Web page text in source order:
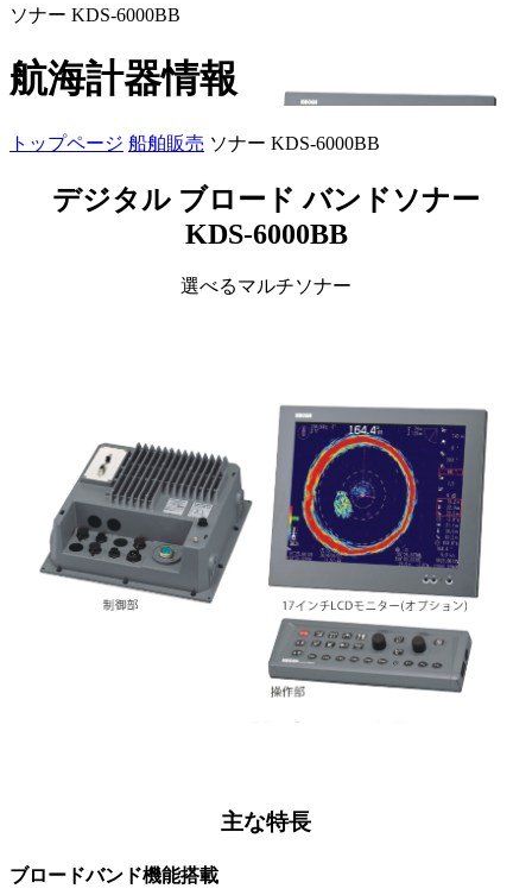
ソナー KDS-6000BB
航海計器情報
トップページ 船舶販売 ソナー KDS-6000BB
デジタル ブロード バンドソナー
KDS-6000BB
選べるマルチソナー
主な特長
ブロードバンド機能搭載